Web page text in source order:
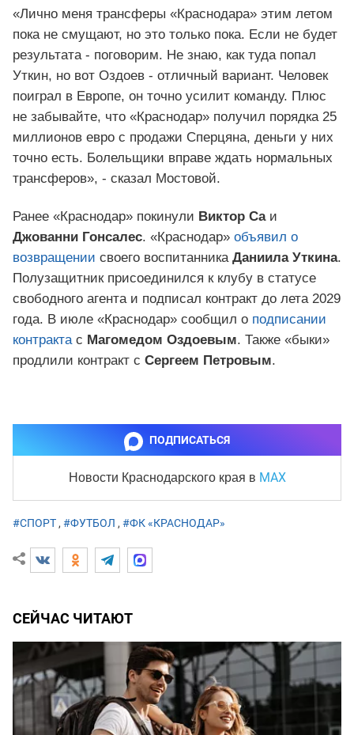
«Лично меня трансферы «Краснодара» этим летом
пока не смущают, но это только пока. Если не будет
результата - поговорим. Не знаю, как туда попал
Уткин, но вот Оздоев - отличный вариант. Человек
поиграл в Европе, он точно усилит команду. Плюс
не забывайте, что «Краснодар» получил порядка 25
миллионов евро с продажи Сперцяна, деньги у них
точно есть. Болельщики вправе ждать нормальных
трансферов», - сказал Мостовой.
Ранее «Краснодар» покинули Виктор Саи
Джованни Гонсалес. «Краснодар» объявил о
возвращении своего воспитанника Даниила Уткина.
Полузащитник присоединился к клубу в статусе
свободного агента и подписал контракт до лета 2029
года. В июле «Краснодар» сообщил о подписании
контрактас Магомедом Оздоевым. Также «быки»
продлили контракт с Сергеем Петровым.
ПОДПИСАТЬСЯ
Новости Краснодарского края в MAX
#СПОРТ, #ФУТБОЛ , #ФК «КРАСНОДАР»
СЕЙЧАС ЧИТАЮТ